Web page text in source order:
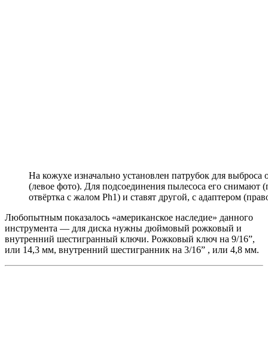
На кожухе изначально установлен патрубок для выброса
(левое фото). Для подсоединения пылесоса его снимают
отвёртка с жалом Ph1) и ставят другой, с адаптером
Любопытным показалось «американское наследие» данного
инструмента — для диска нужны дюймовый рожковый и
внутренний шестигранный ключи. Рожковый ключ на 9/16”,
или 14,3 мм, внутренний шестигран­ник на 3/16” , или 4,8 мм.